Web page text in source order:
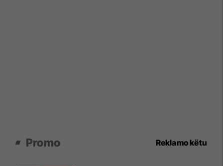
Promo Reklamo këtu